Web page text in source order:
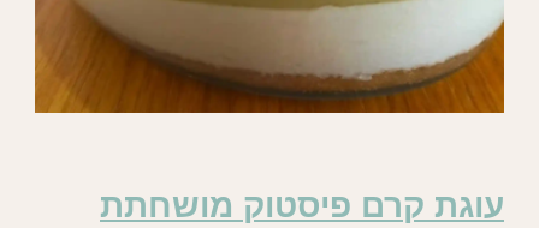
עוגת קרם פיסטוק מושחתת